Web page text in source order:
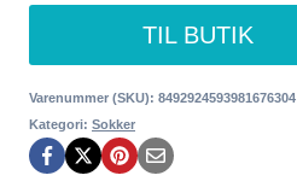
TIL BUTIK
Varenummer (SKU): 8492924593981676304
Kategori: Sokker